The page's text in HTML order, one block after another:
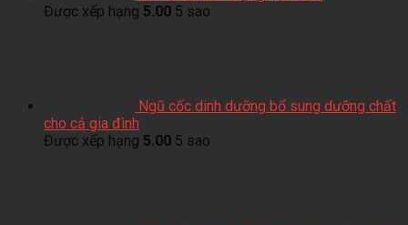
Được xếp hạng 5.00 5 sao
Ngũ cốc dinh dưỡng bổ sung dưỡng chất
cho cả gia đình
Được xếp hạng 5.00 5 sao